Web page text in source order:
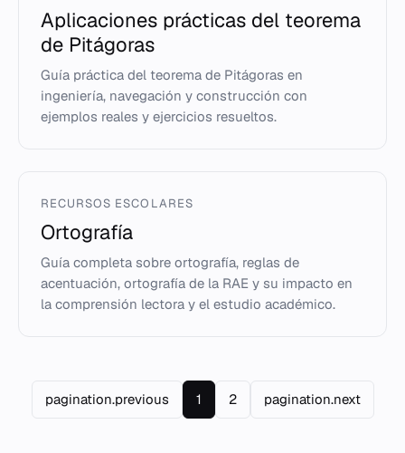
Aplicaciones prácticas del teorema
de Pitágoras
Guía práctica del teorema de Pitágoras en
ingeniería, navegación y construcción con
ejemplos reales y ejercicios resueltos.
RECURSOS ESCOLARES
Ortografía
Guía completa sobre ortografía, reglas de
acentuación, ortografía de la RAE y su impacto en
la comprensión lectora y el estudio académico.
pagination.previous 1 2 pagination.next